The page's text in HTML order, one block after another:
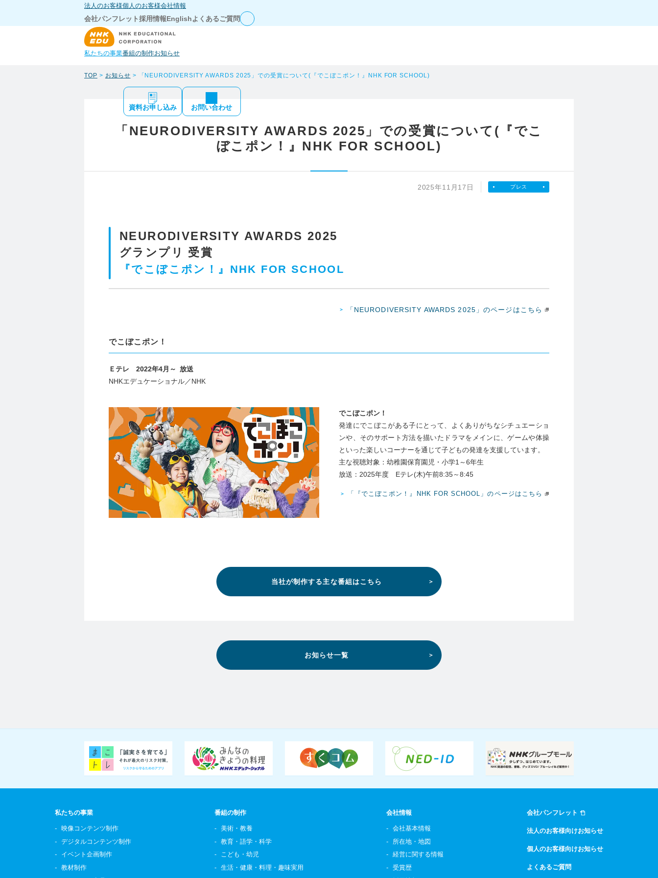
法人のお客様個人のお客様会社情報
会社パンフレット採用情報Englishよくあるご質問
私たちの事業番組の制作お知らせ
資料お申し込み お問い合わせ
TOP > お知らせ > 「NEURODIVERSITY AWARDS 2025」での受賞について(『でこぼこポン！』NHK FOR SCHOOL)
「NEURODIVERSITY AWARDS 2025」での受賞について(『でこ
ぼこポン！』NHK FOR SCHOOL)
2025年11月17日 プレス
NEURODIVERSITY AWARDS 2025
グランプリ 受賞
『でこぼこポン！』NHK FOR SCHOOL
「NEURODIVERSITY AWARDS 2025」のページはこちら
でこぼこポン！
Ｅテレ 2022年4月～ 放送
NHKエデュケーショナル／NHK
でこぼこポン！
発達にでこぼこがある子にとって、よくありがちなシチュエーショ
ンや、そのサポート方法を描いたドラマをメインに、ゲームや体操
といった楽しいコーナーを通じて子どもの発達を支援しています。
主な視聴対象：幼稚園保育園児・小学1～6年生
放送：2025年度 Eテレ(木)午前8:35～8:45
「『でこぼこポン！』NHK FOR SCHOOL」のページはこちら
当社が制作する主な番組はこちら
お知らせ一覧
私たちの事業
映像コンテンツ制作
デジタルコンテンツ制作
イベント企画制作
教材制作
番組の制作
美術・教養
教育・語学・科学
こども・幼児
生活・健康・料理・趣味実用
会社情報
会社基本情報
所在地・地図
経営に関する情報
受賞歴
会社パンフレット
法人のお客様向けお知らせ
個人のお客様向けお知らせ
よくあるご質問